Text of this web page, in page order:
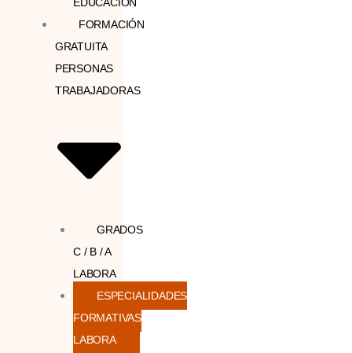
EDUCACIÓN
FORMACIÓN
GRATUITA
PERSONAS
TRABAJADORAS
GRADOS
C / B / A
LABORA
ESPECIALIDADES
FORMATIVAS
LABORA